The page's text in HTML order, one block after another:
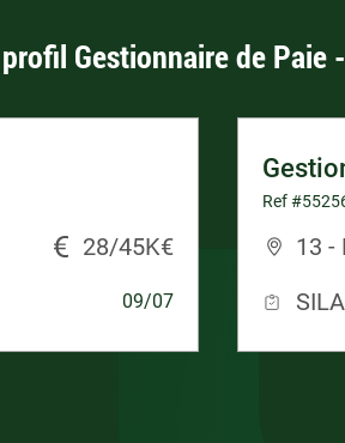
Gestionnaire de Paie
28/45K€
09/07
Ref
13 -